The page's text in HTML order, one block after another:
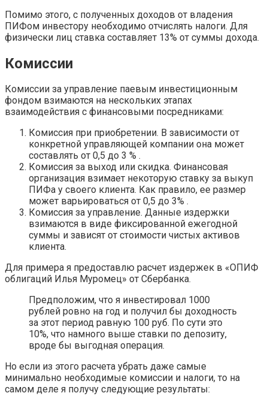
Помимо этого, с полученных доходов от владения
ПИФом инвестору необходимо отчислять налоги. Для
физически лиц ставка составляет 13% от суммы дохода.
Комиссии
Комиссии за управление паевым инвестиционным
фондом взимаются на нескольких этапах
взаимодействия с финансовыми посредниками:
Комиссия при приобретении. В зависимости от
конкретной управляющей компании она может
составлять от 0,5 до 3 % .
Комиссия за выход или скидка. Финансовая
организация взимает некоторую ставку за выкуп
ПИФа у своего клиента. Как правило, ее размер
может варьироваться от 0,5 до 3% .
Комиссия за управление. Данные издержки
взимаются в виде фиксированной ежегодной
суммы и зависят от стоимости чистых активов
клиента.
Для примера я предоставлю расчет издержек в «ОПИФ
облигаций Илья Муромец» от Сбербанка.
Предположим, что я инвестировал 1000
рублей ровно на год и получил бы доходность
за этот период равную 100 руб. По сути это
10%, что намного выше ставки по депозиту,
вроде бы выгодная операция.
Но если из этого расчета убрать даже самые
минимально необходимые комиссии и налоги, то на
самом деле я получу следующие результаты: